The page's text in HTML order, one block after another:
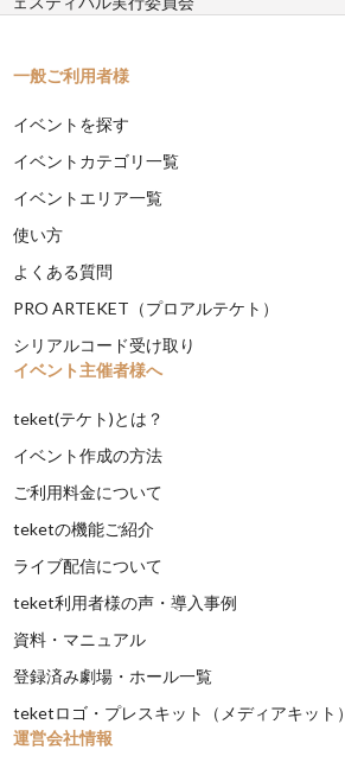
一般ご利用者様
イベントを探す
イベントカテゴリ一覧
イベントエリア一覧
使い方
よくある質問
PRO ARTEKET（プロアルテケト）
シリアルコード受け取り
イベント主催者様へ
teket(テケト)とは？
イベント作成の方法
ご利用料金について
teketの機能ご紹介
ライブ配信について
teket利用者様の声・導入事例
資料・マニュアル
登録済み劇場・ホール一覧
teketロゴ・プレスキット（メディアキット）
運営会社情報